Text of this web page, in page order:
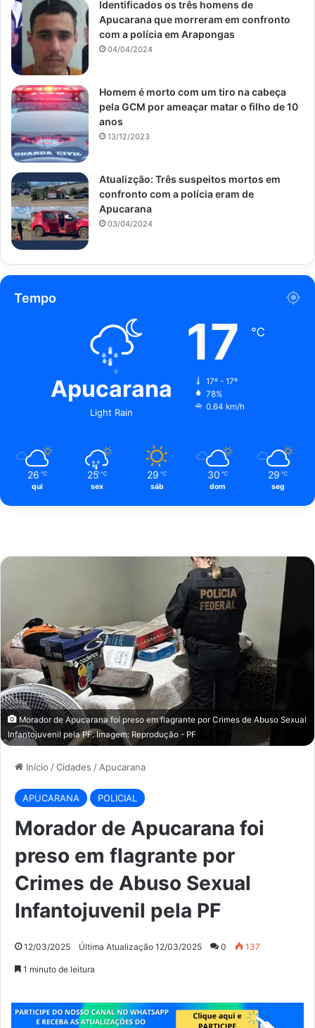
Morador de Apucarana foi preso em flagrante por Crimes de Abuso Sexual
Infantojuvenil pela PF. Imagem: Reprodução - PF
Início /Cidades / Apucarana
APUCARANA POLICIAL
Morador de Apucarana foi
preso em flagrante por
Crimes de Abuso Sexual
Infantojuvenil pela PF
12/03/2025 Última Atualização 12/03/2025 0 137
1 minuto de leitura
Identificados os três homens de
Apucarana que morreram em confronto
com a polícia em Arapongas
04/04/2024
Homem é morto com um tiro na cabeça
pela GCM por ameaçar matar o filho de 10
anos
13/12/2023
Atualizção: Três suspeitos mortos em
confronto com a polícia eram de
Apucarana
03/04/2024
Tempo
Apucarana
Light Rain
17 ℃
17º - 17º
78%
0.64 km/h
26 ℃
qui
25 ℃
sex
29 ℃
sáb
30 ℃
dom
29 ℃
seg